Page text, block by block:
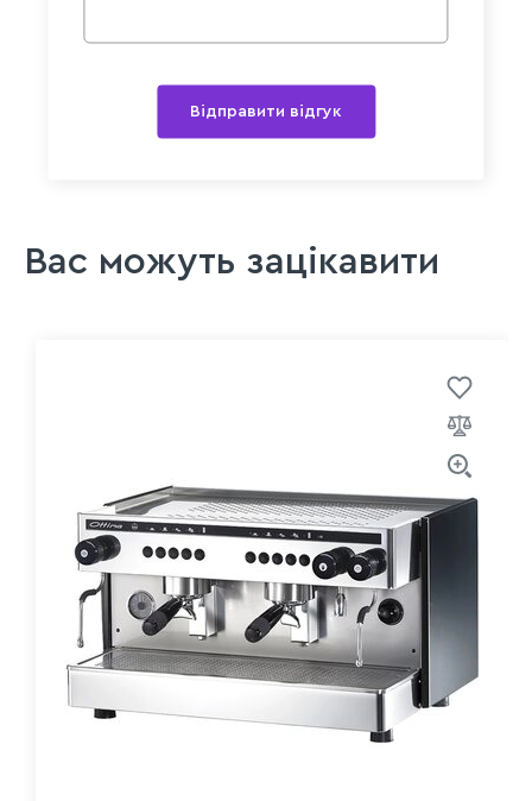
Відправити відгук
Вас можуть зацікавити